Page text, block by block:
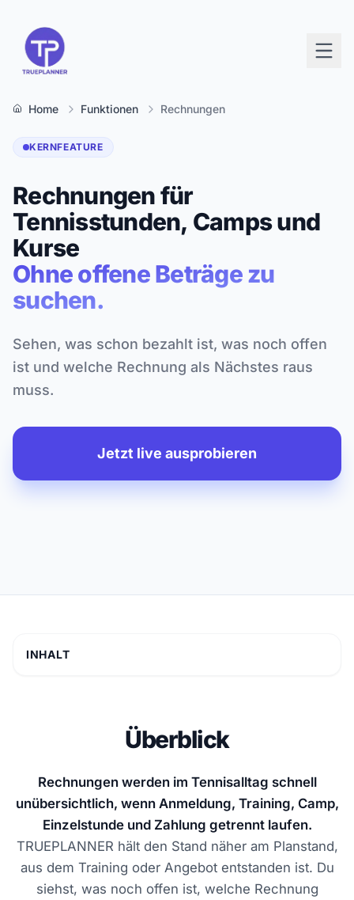
Home Funktionen Rechnungen
KERNFEATURE
Rechnungen für
Tennisstunden, Camps und
Kurse
Ohne offene Beträge zu
suchen.
Sehen, was schon bezahlt ist, was noch offen
ist und welche Rechnung als Nächstes raus
muss.
Jetzt live ausprobieren
Überblick
Rechnungen werden im Tennisalltag schnell
unübersichtlich, wenn Anmeldung, Training, Camp,
Einzelstunde und Zahlung getrennt laufen.
TRUEPLANNER hält den Stand näher am Planstand,
aus dem Training oder Angebot entstanden ist. Du
siehst, was noch offen ist, welche Rechnung
INHALT